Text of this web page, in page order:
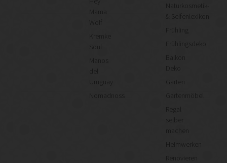
Mama
Wolf
Kremke
Manos
Uruguay
Nomadnoss
Naturkosmetik-
& Seifenlexikon
Frühling
Frühlingsdeko
Deko
Garten
Gartenmöbel
Regal
Heimwerken